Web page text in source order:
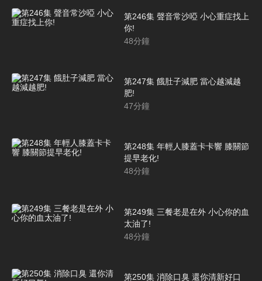
第246集 聲音常沙啞 小心重症找上
你!
48分鐘
第247集 餓肚子減肥 當心越減越
肥!
47分鐘
第248集 年輕人膝蓋卡卡響 膝關節
提早老化!
48分鐘
第249集 三餐老是在外 小心你的血
太油了!
48分鐘
第250集 消除口臭 還你清新好口